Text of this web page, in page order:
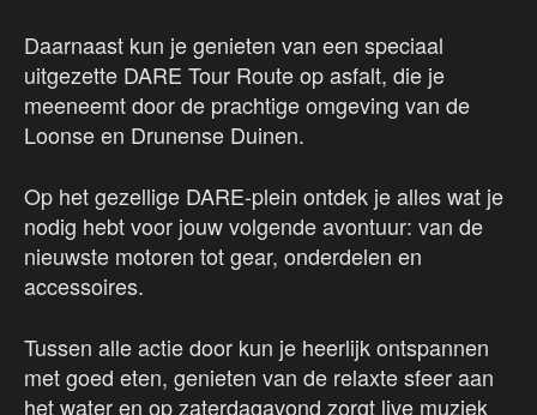
Daarnaast kun je genieten van een speciaal
uitgezette DARE Tour Route op asfalt, die je
meeneemt door de prachtige omgeving van de
Loonse en Drunense Duinen.
Op het gezellige DARE-plein ontdek je alles wat je
nodig hebt voor jouw volgende avontuur: van de
nieuwste motoren tot gear, onderdelen en
accessoires.
Tussen alle actie door kun je heerlijk ontspannen
met goed eten, genieten van de relaxte sfeer aan
het water en op zaterdagavond zorgt live muziek